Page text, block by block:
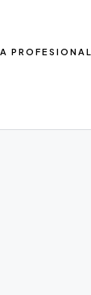
PROFESIONAL